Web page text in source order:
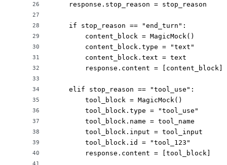
26
27
28
29
30
31
32
33
34
35
36
37
38
39
40
    response.stop_reason = stop_reason
    if stop_reason == "end_turn":
        content_block = MagicMock()
        content_block.type = "text"
        content_block.text = text
        response.content = [content_block]
    elif stop_reason == "tool_use":
        tool_block = MagicMock()
        tool_block.type = "tool_use"
        tool_block.name = tool_name
        tool_block.input = tool_input
        tool_block.id = "tool_123"
        response.content = [tool_block]